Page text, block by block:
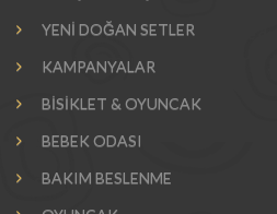
YENİ DOĞAN SETLER
KAMPANYALAR
BİSİKLET & OYUNCAK
BEBEK ODASI
BAKIM BESLENME